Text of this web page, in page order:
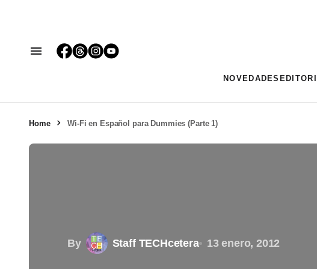
NOVEDADES
Home Wi-Fi en Español para Dummies (Parte 1)
By Staff TECHcetera 13 enero, 2012